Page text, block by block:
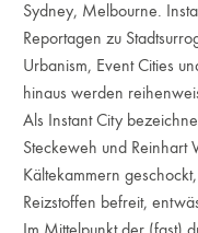
Sydney, Melbourne.
Reportagen zu
Urbanism, Event Cities
hinaus werden
Als Instant City
Steckeweh und Reinhart
Kältekammern
Reizstoffen befreit,